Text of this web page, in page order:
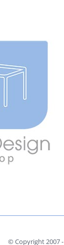
© Copyright 2007 -